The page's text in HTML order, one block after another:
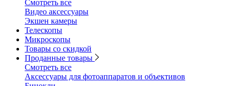
Смотреть все
Видео аксессуары
Экшен камеры
Телескопы
Микроскопы
Товары со скидкой
Проданные товары
Смотреть все
Аксессуары для фотоаппаратов и объективов